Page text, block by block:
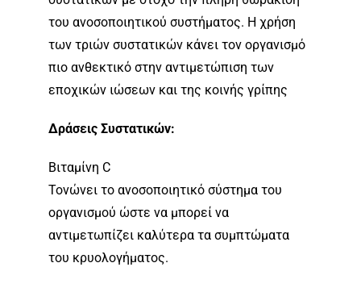
του ανοσοποιητικού συστήματος. Η χρήση
των τριών συστατικών κάνει τον οργανισμό
πιο ανθεκτικό στην αντιμετώπιση των
εποχικών ιώσεων και της κοινής γρίπης
Δράσεις Συστατικών:
Βιταμίνη C
Τονώνει το ανοσοποιητικό σύστημα του
οργανισμού ώστε να μπορεί να
αντιμετωπίζει καλύτερα τα συμπτώματα
του κρυολογήματος.